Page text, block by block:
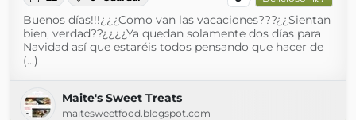
Buenos días!!!¿¿¿Como van las vacaciones???¿¿Sientan
bien, verdad??¿¿¿¿Ya quedan solamente dos días para
Navidad así que estaréis todos pensando que hacer de
(...)
Maite's Sweet Treats
maitesweetfood.blogspot.com